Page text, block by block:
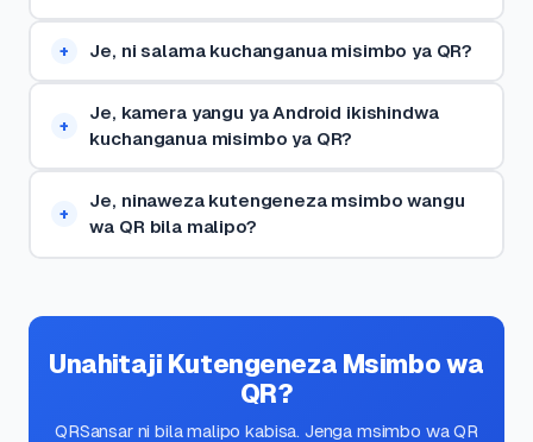
Je, ni salama kuchanganua misimbo ya QR?
Je, kamera yangu ya Android ikishindwa
kuchanganua misimbo ya QR?
Je, ninaweza kutengeneza msimbo wangu
wa QR bila malipo?
Unahitaji Kutengeneza Msimbo wa
QR?
QRSansar ni bila malipo kabisa. Jenga msimbo wa QR